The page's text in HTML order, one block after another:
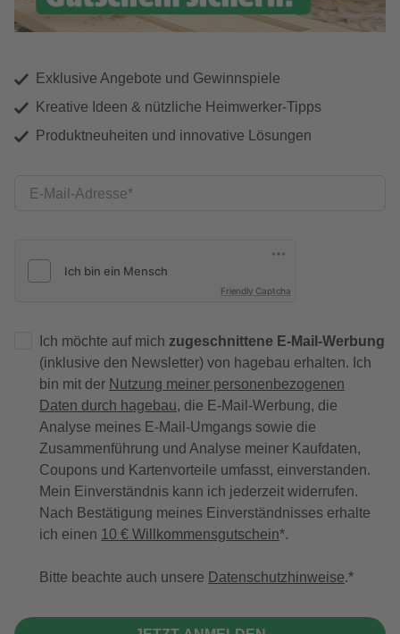
Exklusive Angebote und Gewinnspiele
Kreative Ideen & nützliche Heimwerker-Tipps
Produktneuheiten und innovative Lösungen
E-Mail-Adresse
Friendly Captcha
Ich möchte auf mich zugeschnittene E-Mail-Werbung
(inklusive den Newsletter) von hagebau erhalten. Ich
bin mit der Nutzung meiner personenbezogenen
Daten durch hagebau, die E-Mail-Werbung, die
Analyse meines E-Mail-Umgangs sowie die
Zusammenführung und Analyse meiner Kaufdaten,
Coupons und Kartenvorteile umfasst, einverstanden.
Mein Einverständnis kann ich jederzeit widerrufen.
Nach Bestätigung meines Einverständnisses erhalte
ich einen 10 € Willkommensgutschein*.
Bitte beachte auch unsere Datenschutzhinweise.